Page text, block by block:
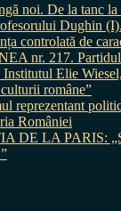
noi. De la tanc la
Dughin
controlată de
nr. 217.
Institutul Elie
române”
reprezentant
României
DE LA PARIS: